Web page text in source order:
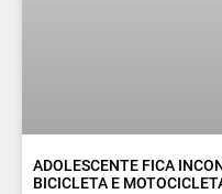
ADOLESCENTE FICA
BICICLETA E